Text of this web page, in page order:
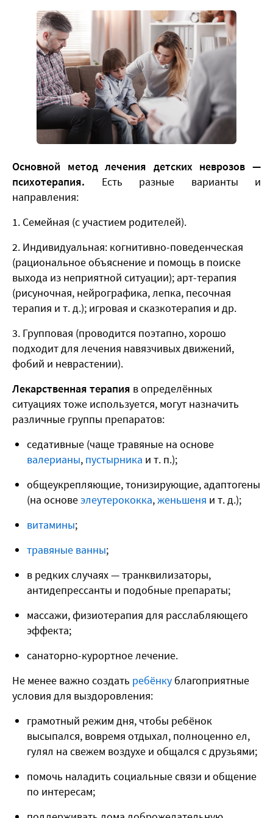
Основной методлечения детских неврозов —
психотерапия. Есть разные варианты и
направления:
Семейная (с участием родителей).
Индивидуальная: когнитивно-поведенческая
(рациональное объяснение и помощь в поиске
выхода из неприятной ситуации); арт-терапия
(рисуночная, нейрографика, лепка, песочная
терапия и т. д.); игровая и сказкотерапия и др.
Групповая (проводится поэтапно, хорошо
подходит для лечения навязчивых движений,
фобий и неврастении).
Лекарственная терапия в определённых
ситуациях тоже используется, могут назначить
различные группы препаратов:
седативные (чаще травяные на основе
валерианы, пустырника и т. п.);
общеукрепляющие, тонизирующие, адаптогены
(на основеэлеутерококка,женьшеня и т. д.);
витамины;
травяные ванны;
в редких случаях — транквилизаторы,
антидепрессанты и подобные препараты;
массажи, физиотерапия для расслабляющего
эффекта;
санаторно-курортное лечение.
Не менее важно создать ребёнку благоприятные
условия для выздоровления:
грамотный режим дня, чтобы ребёнок
высыпался, вовремя отдыхал, полноценно ел,
гулял на свежем воздухе и общался с друзьями;
помочь наладить социальные связи и общение
по интересам;